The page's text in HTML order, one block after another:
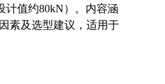
计值约80kN）。内容涵
素及选型建议，适用于